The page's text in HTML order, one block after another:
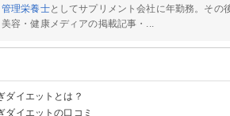
管理栄養士としてサプリメント会社に年勤務。その
美容・健康メディアの掲載記事・...
ダイエットとは？
の食事に玉ねぎを取り入れる食事法
ぎダイエットがおすすめな理由
ダイエットの口コミ